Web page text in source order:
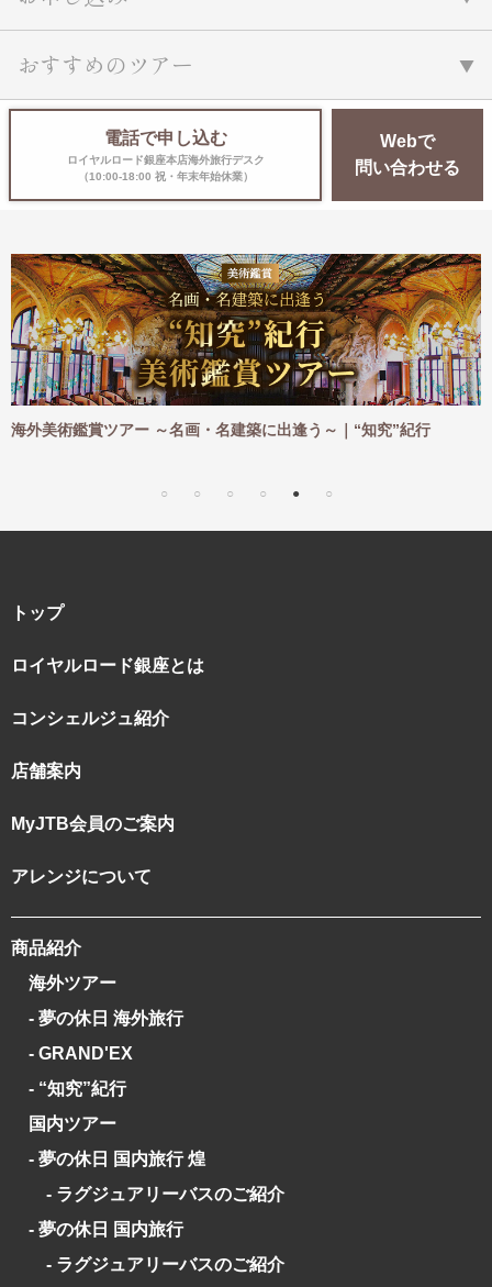
おすすめのツアー
電話で申し込む
ロイヤルロード銀座本店海外旅行デスク
（10:00-18:00 祝・年末年始休業）
Webで
問い合わせる
画・名建築に出逢う～｜“知究”紀行
海外ハイキングツアー ～
トップ
ロイヤルロード銀座とは
コンシェルジュ紹介
店舗案内
MyJTB会員のご案内
アレンジについて
商品紹介
海外ツアー
- 夢の休日 海外旅行
- GRAND'EX
- “知究”紀行
国内ツアー
- 夢の休日 国内旅行 煌
- ラグジュアリーバスのご紹介
- 夢の休日 国内旅行
- ラグジュアリーバスのご紹介